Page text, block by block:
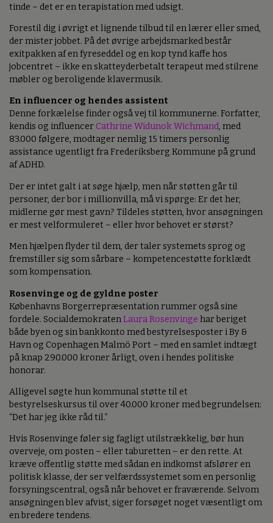
tinde – det er en terapistation med udsigt.
Forestil dig i øvrigt et lignende tilbud til en lærer eller smed,
der mister jobbet. På det øvrige arbejdsmarked består
exitpakken af en fyreseddel og en kop tynd kaffe hos
jobcentret – ikke en skatteyderbetalt terapeut med stilrene
møbler og beroligende klavermusik.
En influencer og hendes assistent
Denne forkælelse finder også vej til kommunerne. Forfatter,
kendis og influencer Cathrine Widunok Wichmand, med
83.000 følgere, modtager nemlig 15 timers personlig
assistance ugentligt fra Frederiksberg Kommune på grund
af ADHD.
Der er intet galt i at søge hjælp, men når støtten går til
personer, der bor i millionvilla, må vi spørge: Er det her,
midlerne gør mest gavn? Tildeles støtten, hvor ansøgningen
er mest velformuleret – eller hvor behovet er størst?
Men hjælpen flyder til dem, der taler systemets sprog og
fremstiller sig som sårbare – kompetencestøtte forklædt
som kompensation.
Rosenvinge og de gyldne poster
Københavns Borgerrepræsentation rummer også sine
fordele. SocialdemokratenLaura Rosenvinge har beriget
både byen og sin bankkonto med bestyrelsesposter i By &
Havn og Copenhagen Malmö Port – med en samlet indtægt
på knap 290.000 kroner årligt, oven i hendes politiske
honorar.
Alligevel søgte hun kommunal støtte til et
bestyrelseskursus til over 40.000 kroner med begrundelsen:
“Det har jeg ikke råd til.”
Hvis Rosenvinge føler sig fagligt utilstrækkelig, bør hun
overveje, om posten – eller taburetten – er den rette. At
kræve offentlig støtte med sådan en indkomst afslører en
politisk klasse, der ser velfærdssystemet som en personlig
forsyningscentral, også når behovet er fraværende. Selvom
ansøgningen blev afvist, siger forsøget noget væsentligt om
en bredere tendens.